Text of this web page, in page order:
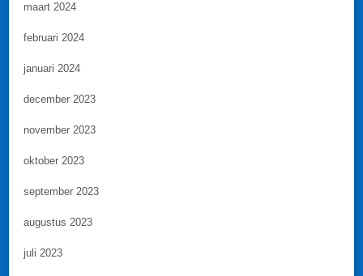
maart 2024
februari 2024
januari 2024
december 2023
november 2023
oktober 2023
september 2023
augustus 2023
juli 2023